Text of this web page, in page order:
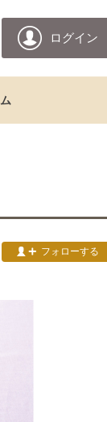
ログイン
フォローする